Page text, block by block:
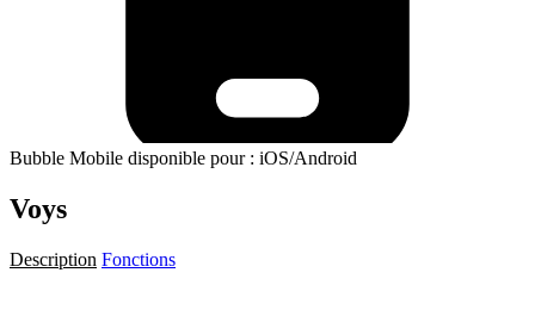
Bubble Mobile disponible pour : iOS/Android
Voys
Description Fonctions